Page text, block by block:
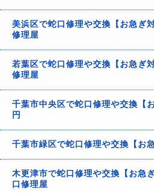
美浜区で蛇口修理や交換【お急ぎ
修理屋
若葉区で蛇口修理や交換【お急ぎ
修理屋
千葉市中央区で蛇口修理や交換【
円
千葉市緑区で蛇口修理や交換【お
木更津市で蛇口修理や交換【お急
口修理屋